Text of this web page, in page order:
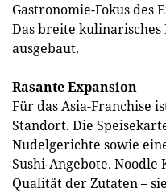
Gastronomie-Fokus des
Das breite
ausgebaut.
Rasante Expansion
Für das Asia-Franchise
Standort. Die
Nudelgerichte sowie
Sushi-Angebote.
Qualität der Zutaten –